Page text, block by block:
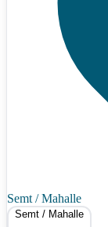
Semt / Mahalle
Semt / Mahalle